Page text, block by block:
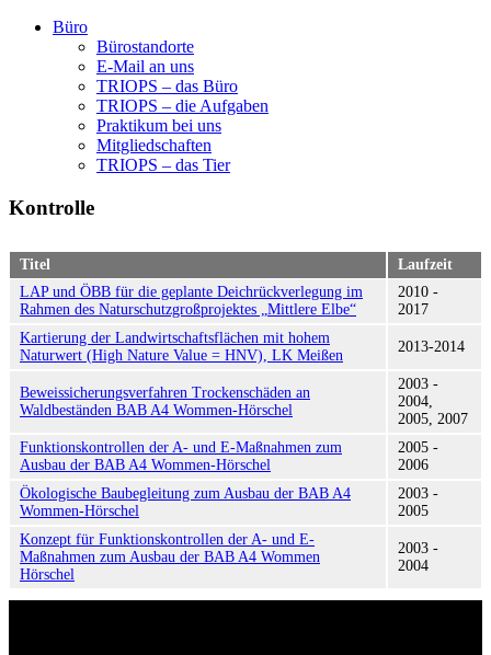
Büro
Bürostandorte
E-Mail an uns
TRIOPS – das Büro
TRIOPS – die Aufgaben
Praktikum bei uns
Mitgliedschaften
TRIOPS – das Tier
Kontrolle
Titel
Laufzeit
LAP und ÖBB für die geplante Deichrückverlegung im
Rahmen des Naturschutzgroßprojektes „Mittlere Elbe“
2010 -
2017
Kartierung der Landwirtschaftsflächen mit hohem
Naturwert (High Nature Value = HNV), LK Meißen
2013-2014
Beweissicherungsverfahren Trockenschäden an
Waldbeständen BAB A4 Wommen-Hörschel
2003 -
2004,
2005, 2007
Funktionskontrollen der A- und E-Maßnahmen zum
Ausbau der BAB A4 Wommen-Hörschel
2005 -
2006
Ökologische Baubegleitung zum Ausbau der BAB A4
Wommen-Hörschel
2003 -
2005
Konzept für Funktionskontrollen der A- und E-
Maßnahmen zum Ausbau der BAB A4 Wommen
Hörschel
2003 -
2004